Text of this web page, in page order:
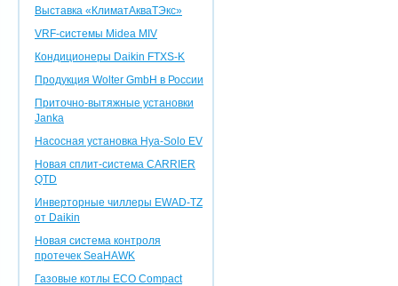
Выставка «КлиматАкваТЭкс»
VRF-системы Midea MIV
Кондиционеры Daikin FTXS-K
Продукция Wolter GmbH в России
Приточно-вытяжные установки
Janka
Насосная установка Hya-Solo EV
Новая сплит-система CARRIER
QTD
Инверторные чиллеры EWAD-TZ
от Daikin
Новая система контроля
протечек SeaHAWK
Газовые котлы ECO Compact